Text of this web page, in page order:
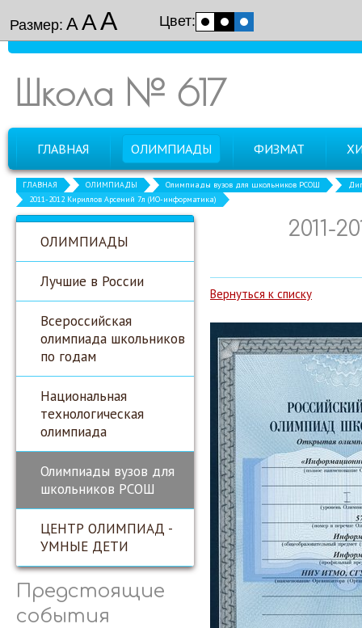
Размер: ААА Цвет:
Школа № 617
ГЛАВНАЯ ОЛИМПИАДЫ ФИЗМАТ
ГЛАВНАЯ ОЛИМПИАДЫ Олимпиады вузов для школьников РСОШ
2011-2012 Кириллов Арсений 7л (ИО-информатика)
ОЛИМПИАДЫ
Лучшие в России
Всероссийская
олимпиада школьников
по годам
Национальная
технологическая
олимпиада
Олимпиады вузов для
школьников РСОШ
ЦЕНТР ОЛИМПИАД -
УМНЫЕ ДЕТИ
Предстоящие
события
2011-
Вернуться к списку